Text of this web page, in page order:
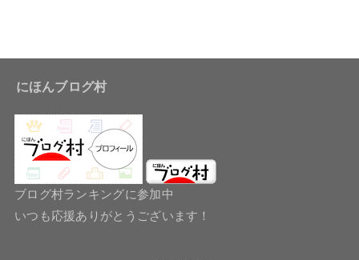
にほんブログ村
ブログ村ランキングに参加中
いつも応援ありがとうございます！